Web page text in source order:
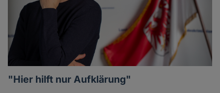
"Hier hilft nur Aufklärung"